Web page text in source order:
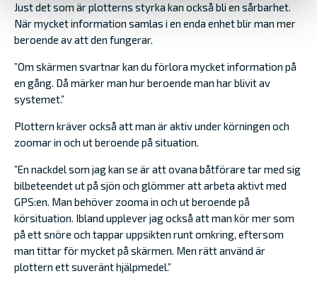
Just det som är plotterns styrka kan också bli en sårbarhet.
När mycket information samlas i en enda enhet blir man mer
beroende av att den fungerar.
”Om skärmen svartnar kan du förlora mycket information på
en gång. Då märker man hur beroende man har blivit av
systemet.”
Plottern kräver också att man är aktiv under körningen och
zoomar in och ut beroende på situation.
”En nackdel som jag kan se är att ovana båtförare tar med sig
bilbeteendet ut på sjön och glömmer att arbeta aktivt med
GPS:en. Man behöver zooma in och ut beroende på
körsituation. Ibland upplever jag också att man kör mer som
på ett snöre och tappar uppsikten runt omkring, eftersom
man tittar för mycket på skärmen. Men rätt använd är
plottern ett suveränt hjälpmedel.”